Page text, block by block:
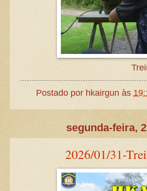
Postado por hkairgun às
segunda-feira,
2026/01/31-